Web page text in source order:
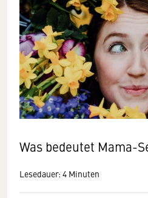
Was bedeutet Mama-
Lesedauer: 4 Minuten